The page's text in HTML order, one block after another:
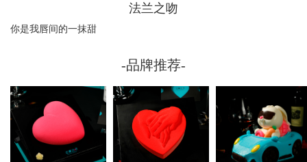
法兰之吻
你是我唇间的一抹甜
-品牌推荐-